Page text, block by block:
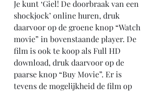
Je kunt ‘Giel! De doorbraak van een
shockjock’ online huren, druk
daarvoor op de groene knop “Watch
movie” in bovenstaande player. De
film is ook te koop als Full HD
download, druk daarvoor op de
paarse knop “Buy Movie”. Er is
tevens de mogelijkheid de film op